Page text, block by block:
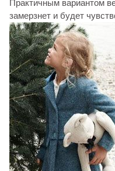
Практичным вариантом
замерзнет и будет